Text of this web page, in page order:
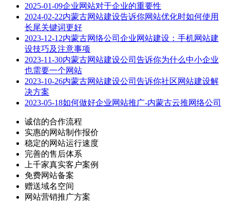
2025-01-09企业网站对于企业的重要性
2024-02-22内蒙古网站建设告诉你网站优化时如何使用
长尾关键词更好
2023-12-12内蒙古网络公司企业网站建设：手机网站建
设技巧及注意事项
2023-11-30内蒙古网站建设公司告诉你为什么中小企业
也需要一个网站
2023-10-26内蒙古网站建设公司告诉你社区网站建设解
决方案
2023-05-18如何做好企业网站推广-内蒙古云推网络公司
诚信的合作流程
实惠的网站制作报价
稳定的网站运行速度
完善的售后体系
上千家真实客户案例
免费网站备案
赠送域名空间
网站营销推广方案